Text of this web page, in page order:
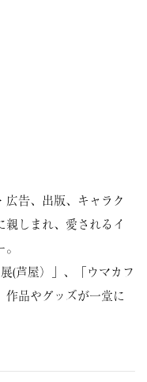
広告、出版、キャラク
親しまれ、愛されるイ
(芦屋）」、「ウマカフ
作品やグッズが一堂に